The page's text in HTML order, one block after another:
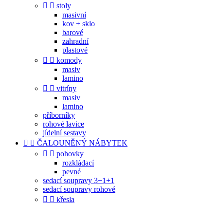
  stoly
masivní
kov + sklo
barové
zahradní
plastové
  komody
masiv
lamino
  vitríny
masiv
lamino
příborníky
rohové lavice
jídelní sestavy
  ČALOUNĚNÝ NÁBYTEK
  pohovky
rozkládací
pevné
sedací soupravy 3+1+1
sedací soupravy rohové
  křesla